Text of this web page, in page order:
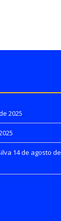
2025
14 de agosto de